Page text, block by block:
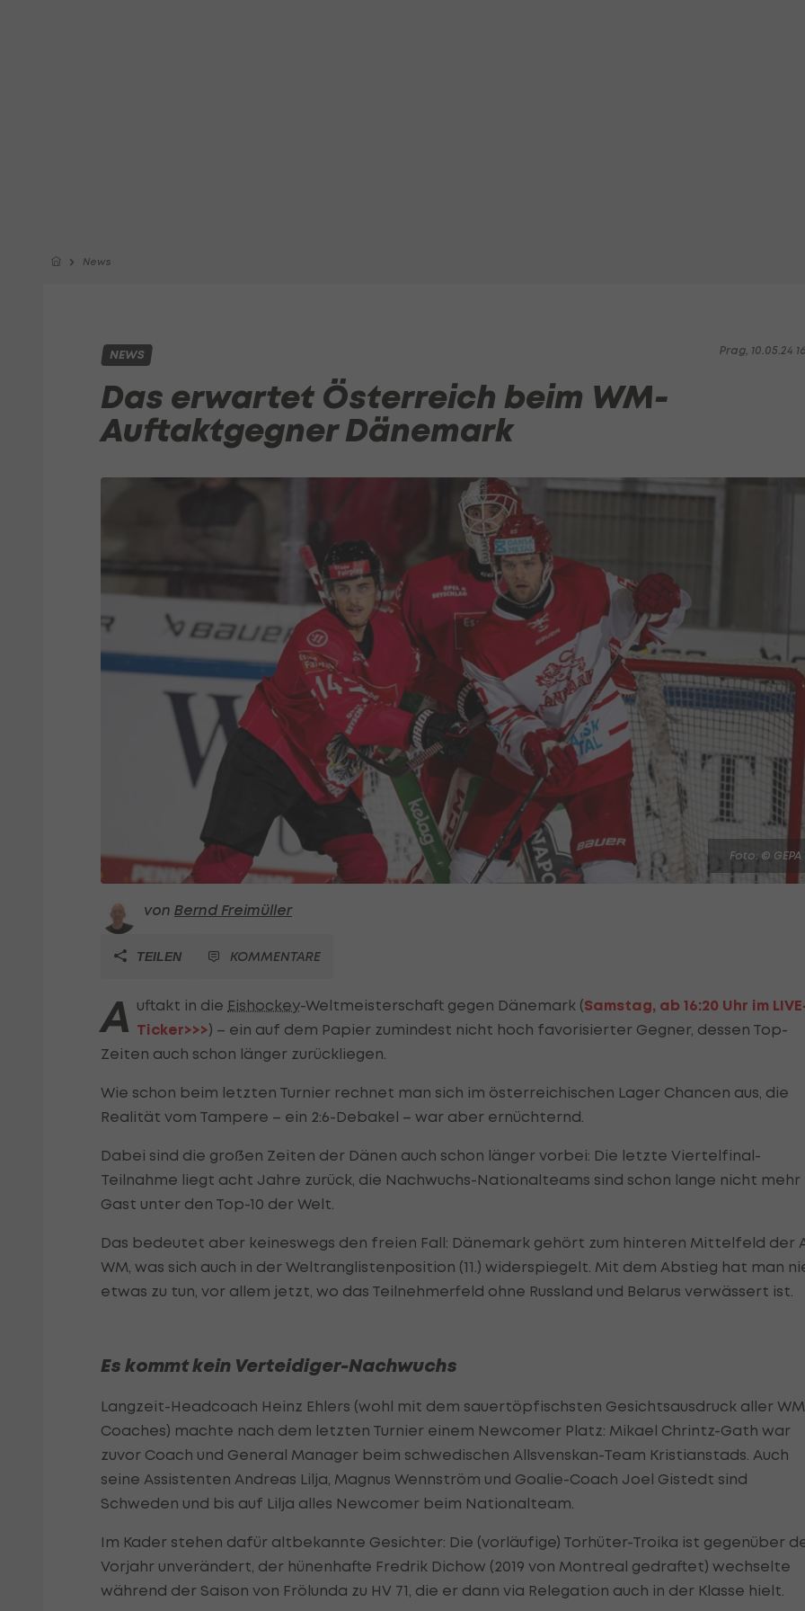
News
Prag, 10.05.24
NEWS
Das erwartet Österreich beim WM-
Auftaktgegner Dänemark
Foto: © GEPA
von Bernd Freimüller
TEILEN KOMMENTARE
A uftakt in die Eishockey-Weltmeisterschaft gegen Dänemark (Samstag, ab 16:20 Uhr im
Ticker>>>) – ein auf dem Papier zumindest nicht hoch favorisierter Gegner, dessen Top-
Zeiten auch schon länger zurückliegen.
Wie schon beim letzten Turnier rechnet man sich im österreichischen Lager Chancen aus, die
Realität vom Tampere – ein 2:6-Debakel – war aber ernüchternd.
Dabei sind die großen Zeiten der Dänen auch schon länger vorbei: Die letzte Viertelfinal-
Teilnahme liegt acht Jahre zurück, die Nachwuchs-Nationalteams sind schon lange nicht mehr
Gast unter den Top-10 der Welt.
Das bedeutet aber keineswegs den freien Fall: Dänemark gehört zum hinteren Mittelfeld der
WM, was sich auch in der Weltranglistenposition (11.) widerspiegelt. Mit dem Abstieg hat man
etwas zu tun, vor allem jetzt, wo das Teilnehmerfeld ohne Russland und Belarus verwässert ist.
Es kommt kein Verteidiger-Nachwuchs
Langzeit-Headcoach Heinz Ehlers (wohl mit dem sauertöpfischsten Gesichtsausdruck aller
Coaches) machte nach dem letzten Turnier einem Newcomer Platz: Mikael Chrintz-Gath war
zuvor Coach und General Manager beim schwedischen Allsvenskan-Team Kristianstads. Auch
seine Assistenten Andreas Lilja, Magnus Wennström und Goalie-Coach Joel Gistedt sind
Schweden und bis auf Lilja alles Newcomer beim Nationalteam.
Im Kader stehen dafür altbekannte Gesichter: Die (vorläufige) Torhüter-Troika ist gegenüber
Vorjahr unverändert, der hünenhafte Fredrik Dichow (2019 von Montreal gedraftet) wechselte
während der Saison von Frölunda zu HV 71, die er dann via Relegation auch in der Klasse hielt.